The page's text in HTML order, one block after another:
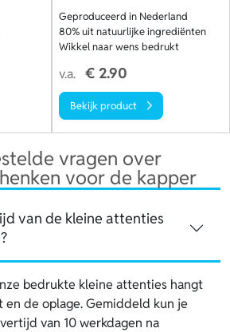
Geproduceerd in Nederland
80% uit natuurlijke ingrediënten
Wikkel naar wens bedrukt
v.a. € 2.90
Bekijk product
vragen over
voor de kapper
van de kleine attenties
bedrukte kleine attenties hangt
en de oplage. Gemiddeld kun je
van 10 werkdagen na